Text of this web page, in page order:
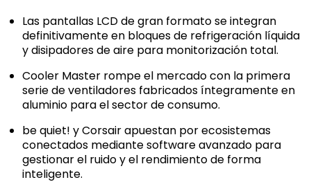
Las pantallas LCD de gran formato se integran
definitivamente en bloques de refrigeración líquida
y disipadores de aire para monitorización total.
Cooler Master rompe el mercado con la primera
serie de ventiladores fabricados íntegramente en
aluminio para el sector de consumo.
be quiet! y Corsair apuestan por ecosistemas
conectados mediante software avanzado para
gestionar el ruido y el rendimiento de forma
inteligente.